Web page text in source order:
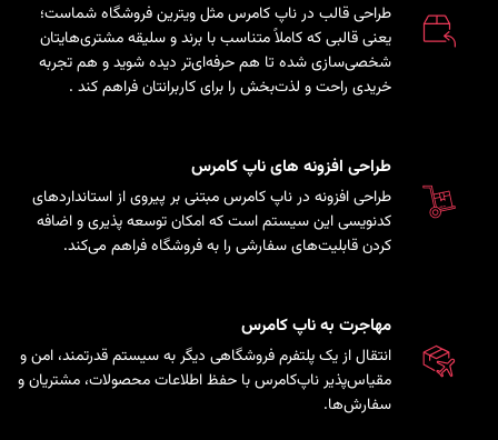
طراحی قالب در ناپ کامرس مثل ویترین فروشگاه شماست؛
یعنی قالبی که کاملاً متناسب با برند و سلیقه مشتری‌هایتان
شخصی‌سازی شده تا هم حرفه‌ای‌تر دیده شوید و هم تجربه
خریدی راحت و لذت‌بخش را برای کاربرانتان فراهم کند .
طراحی افزونه های ناپ کامرس
طراحی افزونه در ناپ کامرس مبتنی بر پیروی از استانداردهای
کدنویسی این سیستم است که امکان توسعه پذیری و اضافه
کردن قابلیت‌های سفارشی را به فروشگاه فراهم می‌کند.
مهاجرت به ناپ کامرس
انتقال از یک پلتفرم فروشگاهی دیگر به سیستم قدرتمند، امن و
مقیاس‌پذیر ناپ‌کامرس با حفظ اطلاعات محصولات، مشتریان و
سفارش‌ها.